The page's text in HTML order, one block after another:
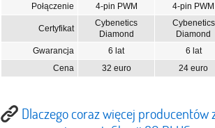
Połączenie
4-pin PWM 4-pin PWM
Certyfikat
Cybenetics
Diamond
Cybenetics
Diamond
Gwarancja
6 lat 6 lat
Cena
32 euro 24 euro
Dlaczego coraz więcej producentów